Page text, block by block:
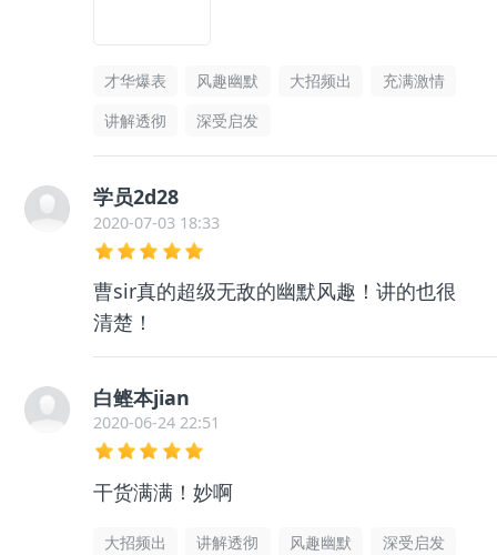
才华爆表 风趣幽默 大招频出
充满激情
讲解透彻
深受启发
学员2d28
2020-07-03 18:33
曹sir真的超级无敌的幽默风趣！讲的也很
清楚！
白鲣本jian
2020-06-24 22:51
干货满满！妙啊
大招频出 讲解透彻 风趣幽默 深受启发